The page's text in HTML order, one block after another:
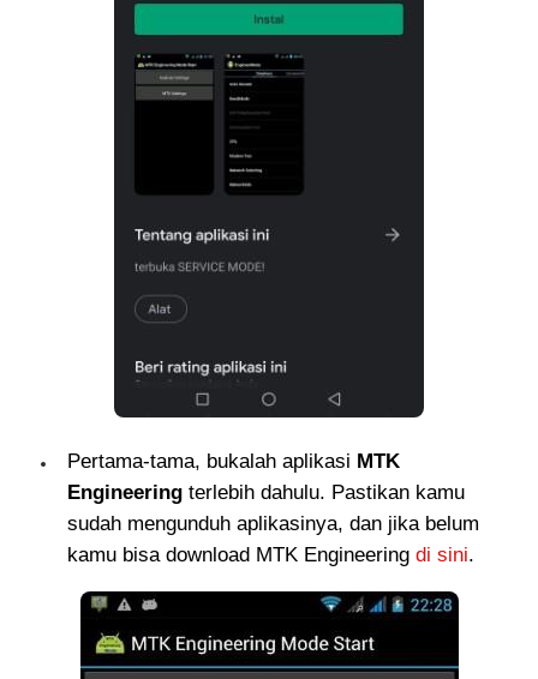
Pertama-tama, bukalah aplikasi MTK
Engineering terlebih dahulu. Pastikan kamu
sudah mengunduh aplikasinya, dan jika belum
kamu bisa download MTK Engineering di sini.